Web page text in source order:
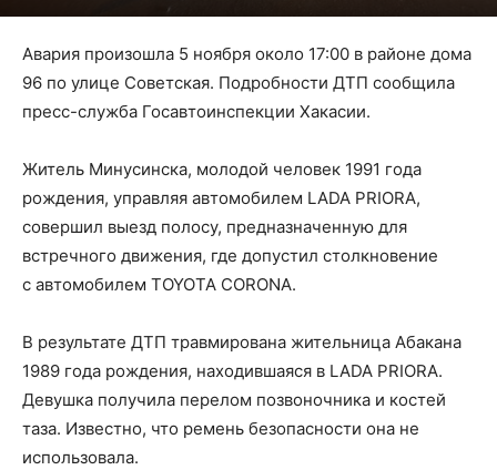
Авария произошла 5 ноября около 17:00 в районе дома
96 по улице Советская. Подробности ДТП сообщила
пресс-служба Госавтоинспекции Хакасии.
Житель Минусинска, молодой человек 1991 года
рождения, управляя автомобилем LADA PRIORA,
совершил выезд полосу, предназначенную для
встречного движения, где допустил столкновение
с автомобилем TOYOTA CORONA.
В результате ДТП травмирована жительница Абакана
1989 года рождения, находившаяся в LADA PRIORA.
Девушка получила перелом позвоночника и костей
таза. Известно, что ремень безопасности она не
использовала.